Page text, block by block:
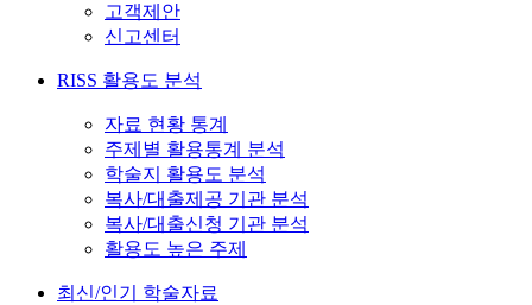
고객제안
신고센터
RISS 활용도 분석
자료 현황 통계
주제별 활용통계 분석
학술지 활용도 분석
복사/대출제공 기관 분석
복사/대출신청 기관 분석
활용도 높은 주제
최신/인기 학술자료